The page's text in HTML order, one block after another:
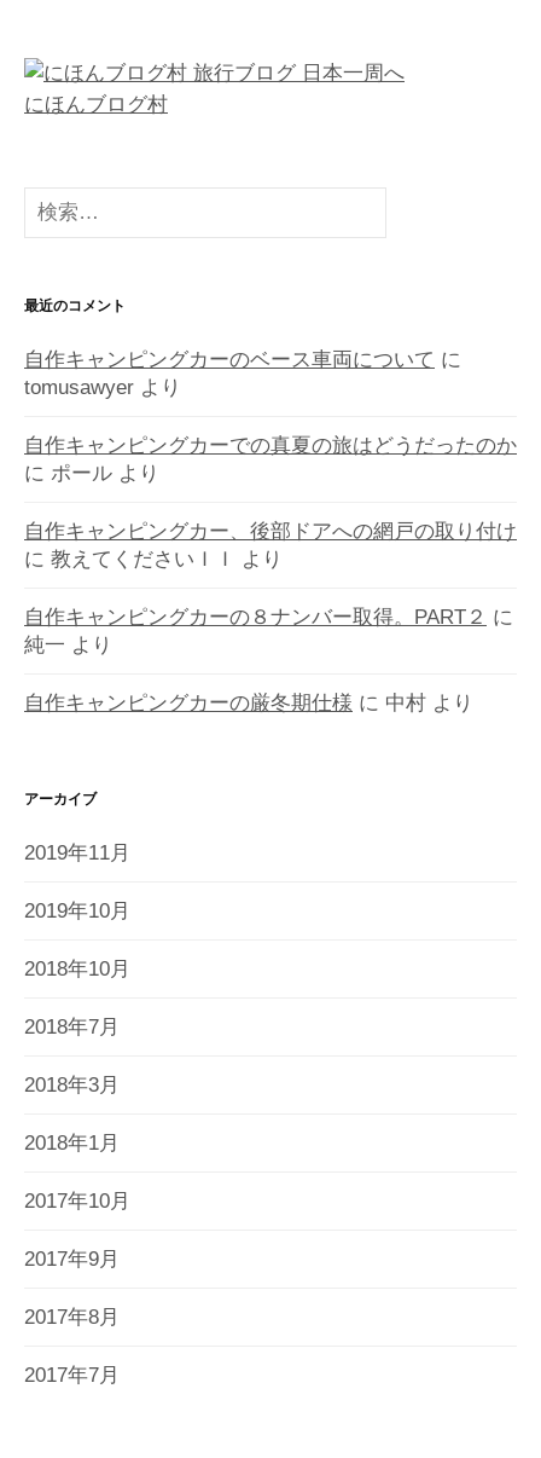
にほんブログ村
検
索
最近のコメント
自作キャンピングカーのベース車両について に
tomusawyer より
自作キャンピングカーでの真夏の旅はどうだったのか
に ポール より
自作キャンピングカー、後部ドアへの網戸の取り付け
に 教えてくださいＩＩ より
自作キャンピングカーの８ナンバー取得。PART２ に
純一 より
自作キャンピングカーの厳冬期仕様 に 中村 より
アーカイブ
2019年11月
2019年10月
2018年10月
2018年7月
2018年3月
2018年1月
2017年10月
2017年9月
2017年8月
2017年7月